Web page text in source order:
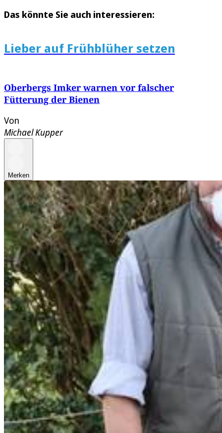
Das könnte Sie auch interessieren:
Lieber auf Frühblüher setzen
Oberbergs Imker warnen vor falscher
Fütterung der Bienen
Von
Michael Kupper
Merken